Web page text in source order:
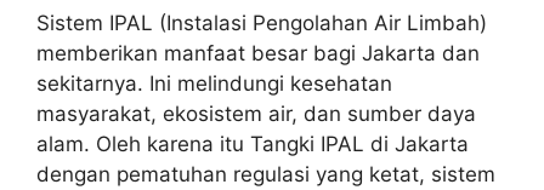
Sistem IPAL (Instalasi Pengolahan Air Limbah)
memberikan manfaat besar bagi Jakarta dan
sekitarnya. Ini melindungi kesehatan
masyarakat, ekosistem air, dan sumber daya
alam. Oleh karena itu Tangki IPAL di Jakarta
dengan pematuhan regulasi yang ketat, sistem